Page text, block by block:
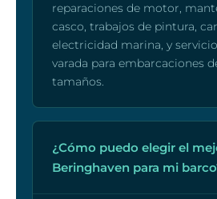
reparaciones de motor,
casco, trabajos de pintura,
electricidad marina, y
varada para embarcaciones
tamaños.
¿Cómo puedo elegir el
Beringhaven para mi